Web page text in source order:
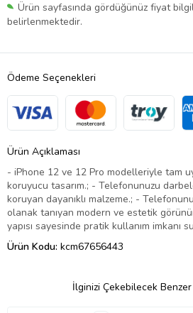
Ürün sayfasında gördüğünüz fiyat
belirlenmektedir.
Ödeme Seçenekleri
Ürün Açıklaması
- iPhone 12 ve 12 Pro modelleriyle tam
koruyucu tasarım.; - Telefonunuzu
koruyan dayanıklı malzeme.; -
olanak tanıyan modern ve estetik
yapısı sayesinde pratik kullanım imkanı
Ürün Kodu: kcm67656443
İlginizi Çekebilecek